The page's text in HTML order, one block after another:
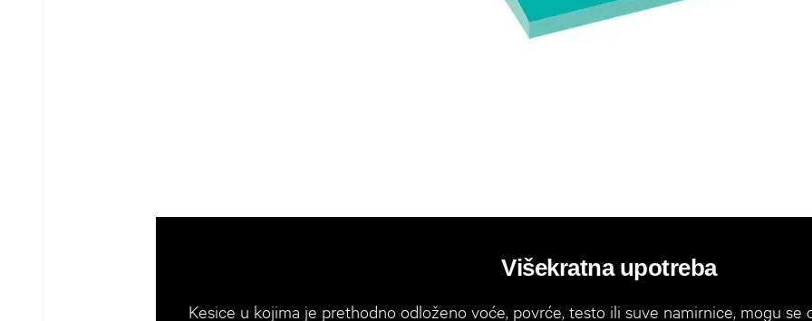
Višekratna upotreba
Kesice u kojima je prethodno odloženo voće, povrće, testo ili suve namirnice, mogu